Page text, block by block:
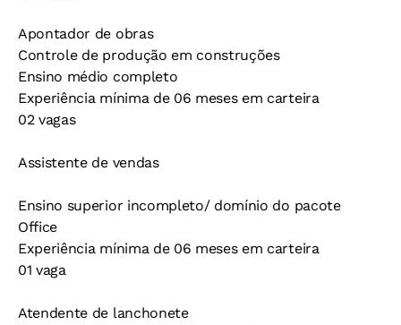
Apontador de obras
Controle de produção em construções
Ensino médio completo
Experiência mínima de 06 meses em carteira
02 vagas
Assistente de vendas
Ensino superior incompleto/ domínio do pacote
Office
Experiência mínima de 06 meses em carteira
01 vaga
Atendente de lanchonete